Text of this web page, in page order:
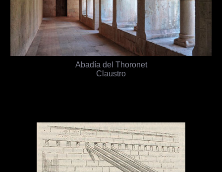
Abadía del Thoronet
Claustro